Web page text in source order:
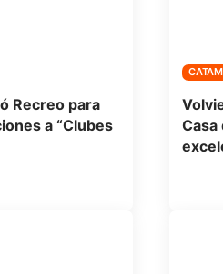
Recreo para
a “Clubes
Casa